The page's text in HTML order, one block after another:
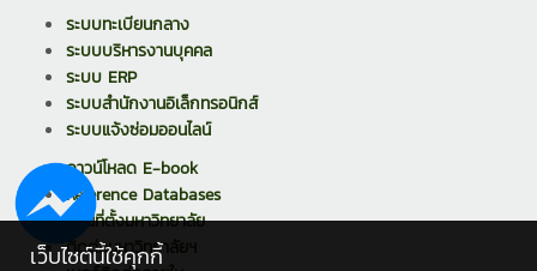
ระบบทะเบียนกลาง
ระบบบริหารงานบุคคล
ระบบ ERP
ระบบสำนักงานอิเล็กทรอนิกส์
ระบบแจ้งซ่อมออนไลน์
ดาวน์โหลด E-book
Reference Databases
แผนที่ตั้งมหาวิทยาลัย
ติดต่อมหาวิทยาลัยฯ
เว็บไซต์นี้ใช้คุกกี้